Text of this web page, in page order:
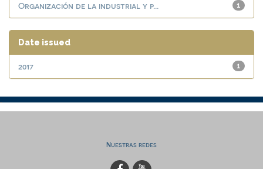
1
Organización de la industrial y p...
Date issued
1
2017
Nuestras redes